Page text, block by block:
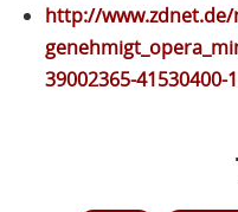
http://www.zdnet.de/
39002365-41530400-